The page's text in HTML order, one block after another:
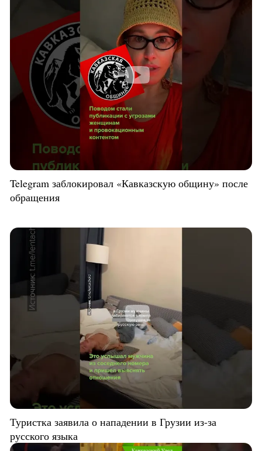
Telegram заблокировал «Кавказскую общину» после
обращения
Туристка заявила о нападении в Грузии из-за
русского языка